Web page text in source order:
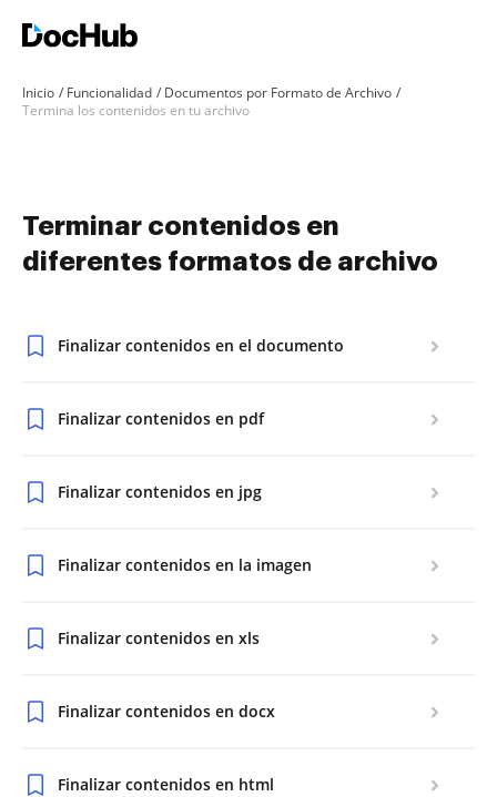
Inicio Funcionalidad
Documentos por Formato de Archivo
Termina los contenidos en tu archivo
Terminar contenidos en
diferentes formatos de archivo
Finalizar contenidos en el documento
Finalizar contenidos en pdf
Finalizar contenidos en jpg
Finalizar contenidos en la imagen
Finalizar contenidos en xls
Finalizar contenidos en docx
Finalizar contenidos en html